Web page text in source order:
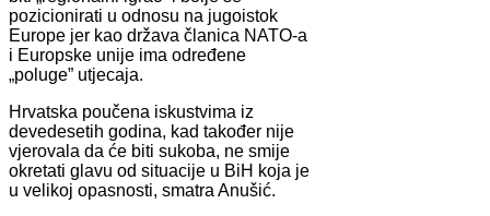
pozicionirati u odnosu na jugoistok
Europe jer kao država članica NATO-a
i Europske unije ima određene
„poluge” utjecaja.
Hrvatska poučena iskustvima iz
devedesetih godina, kad također nije
vjerovala da će biti sukoba, ne smije
okretati glavu od situacije u BiH koja je
u velikoj opasnosti, smatra Anušić.